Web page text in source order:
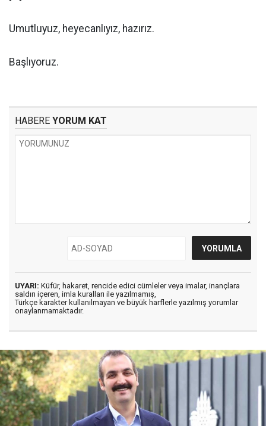
Umutluyuz, heyecanlıyız, hazırız.
Başlıyoruz.
HABERE YORUM KAT
UYARI: Küfür, hakaret, rencide edici cümleler veya imalar, inançlara
saldırı içeren, imla kuralları ile yazılmamış,
Türkçe karakter kullanılmayan ve büyük harflerle yazılmış yorumlar
onaylanmamaktadır.